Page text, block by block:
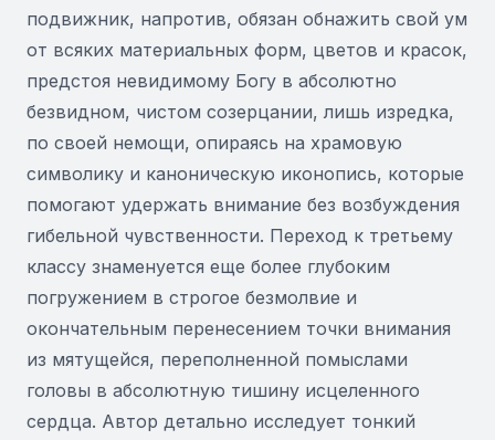
подвижник, напротив, обязан обнажить свой ум
от всяких материальных форм, цветов и красок,
предстоя невидимому Богу в абсолютно
безвидном, чистом созерцании, лишь изредка,
по своей немощи, опираясь на храмовую
символику и каноническую иконопись, которые
помогают удержать внимание без возбуждения
гибельной чувственности. Переход к третьему
классу знаменуется еще более глубоким
погружением в строгое безмолвие и
окончательным перенесением точки внимания
из мятущейся, переполненной помыслами
головы в абсолютную тишину исцеленного
сердца. Автор детально исследует тонкий